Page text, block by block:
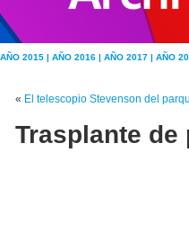
AÑO 2015 | AÑO 2016 | AÑO 2017 | AÑO
« El telescopio Stevenson del
Trasplante